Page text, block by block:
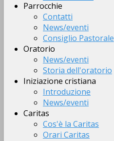
Parrocchie
Contatti
News/eventi
Consiglio Pastorale
Oratorio
News/eventi
Storia dell'oratorio
Iniziazione cristiana
Introduzione
News/eventi
Caritas
Cos'è la Caritas
Orari Caritas